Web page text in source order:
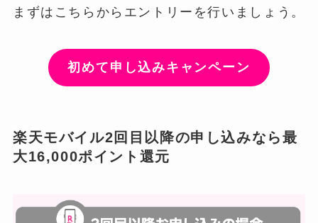
まずはこちらからエントリーを行いましょう。
初めて申し込みキャンペーン
楽天モバイル2回目以降の申し込みなら最
大16,000ポイント還元